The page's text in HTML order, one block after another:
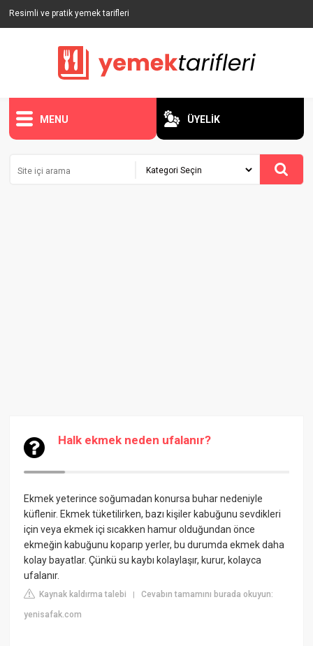
Resimli ve pratik yemek tarifleri
MENU ÜYELİK
Halk ekmek neden ufalanır?
Ekmek yeterince soğumadan konursa buhar nedeniyle
küflenir. Ekmek tüketilirken, bazı kişiler kabuğunu sevdikleri
için veya ekmek içi sıcakken hamur olduğundan önce
ekmeğin kabuğunu koparıp yerler, bu durumda ekmek daha
kolay bayatlar. Çünkü su kaybı kolaylaşır, kurur, kolayca
ufalanır.
Kaynak kaldırma talebi |Cevabın tamamını burada okuyun:
yenisafak.com